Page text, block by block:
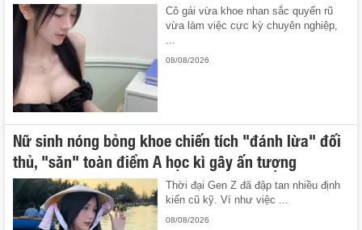
Cô gái vừa khoe nhan sắc quyến rũ
vừa làm việc cực kỳ chuyên nghiệp,
...
08/08/2026
Nữ sinh nóng bỏng khoe chiến tích "đánh lừa" đối
thủ, "săn" toàn điểm A học kì gây ấn tượng
Thời đại Gen Z đã đập tan nhiều định
kiến cũ kỹ. Ví như việc ...
08/08/2026